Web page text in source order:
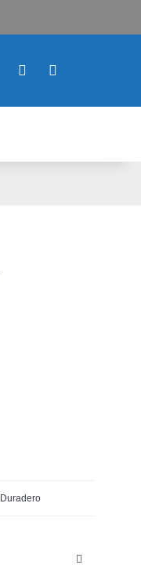
Duradero